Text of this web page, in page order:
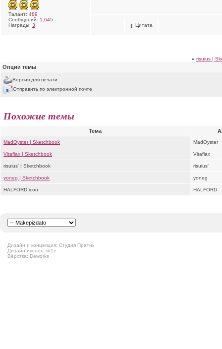
Талант: 489
Сообщений: 1,645
Награды: 3 Цитата
« risuius |
Опции темы
Версия для печати
Отправить по электронной почте
Похожие темы
Тема
MadOyster | Sketchbook MadOyster
Vitaflax | Sketchbook Vitaflax
risuius' | Sketchbook risuius'
yoneg | Sketchbook yoneg
HALFORD icon HALFORD
Дизайн и концепция: Студия Пратик
Дизайн иконок: sk1e
Вёрстка: Deworks